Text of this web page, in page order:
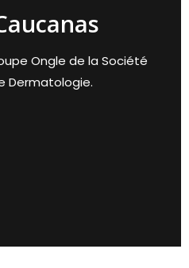
Ongle de la Société
Dermatologie.